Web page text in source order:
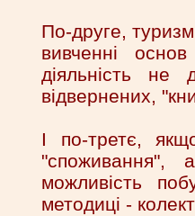
По-друге,
вивченні
діяльність не
відвернених,
І по-третє,
"споживання",
можливість
методиці -